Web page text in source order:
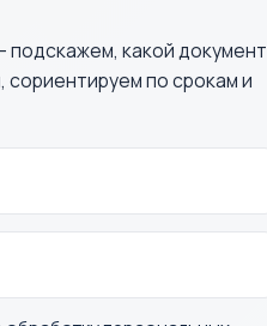
подскажем, какой документ
сориентируем по срокам и